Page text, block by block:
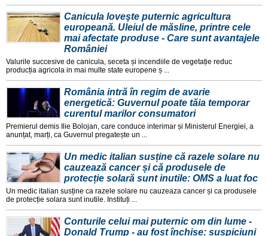
Canicula loveşte puternic agricultura
europeană. Uleiul de măsline, printre cele
mai afectate produse - Care sunt avantajele
României
Valurile succesive de canicula, seceta și incendiile de vegetație reduc
producția agricola in mai multe state europene ș ...
România intră în regim de avarie
energetică: Guvernul poate tăia temporar
curentul marilor consumatori
Premierul demis Ilie Bolojan, care conduce interimar și Ministerul Energiei, a
anunțat, marți, ca Guvernul pregatește un ...
Un medic italian susține că razele solare nu
cauzează cancer și că produsele de
protecție solară sunt inutile: OMS a luat foc
Un medic italian susține ca razele solare nu cauzeaza cancer și ca produsele
de protecție solara sunt inutile. Instituți ...
Conturile celui mai puternic om din lume -
Donald Trump - au fost închise: suspiciuni